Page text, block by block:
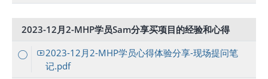
2023-12月2-MHP学员Sam分享买项目的经验和心得
2023-12月2-MHP学员心得体验分享-现场提问笔
记.pdf